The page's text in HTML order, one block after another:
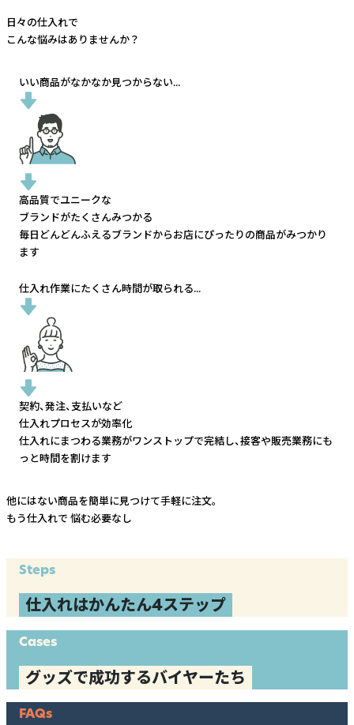
日々の仕入れで
こんな悩みはありませんか？
いい商品がなかなか見つからない...
高品質でユニークな
ブランドがたくさんみつかる
毎日どんどんふえるブランドからお店にぴったりの商品がみつかり
ます
仕入れ作業にたくさん時間が取られる...
契約、発注、支払いなど
仕入れプロセスが効率化
仕入れにまつわる業務がワンストップで完結し、接客や販売業務にも
っと時間を割けます
他にはない商品を簡単に見つけて手軽に注文。
もう仕入れで 悩む必要なし
Steps
仕入れはかんたん4ステップ
Cases
グッズで成功するバイヤーたち
FAQs